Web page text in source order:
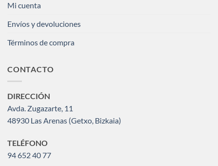
Mi cuenta
Envíos y devoluciones
Términos de compra
CONTACTO
DIRECCIÓN
Avda. Zugazarte, 11
48930 Las Arenas (Getxo, Bizkaia)
TELÉFONO
94 652 40 77